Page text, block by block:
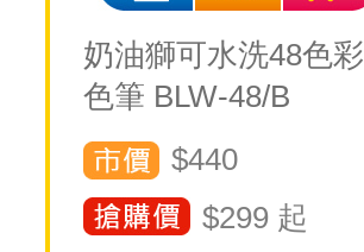
奶油獅可水洗48色彩
色筆 BLW-48/B
$440
$299 起